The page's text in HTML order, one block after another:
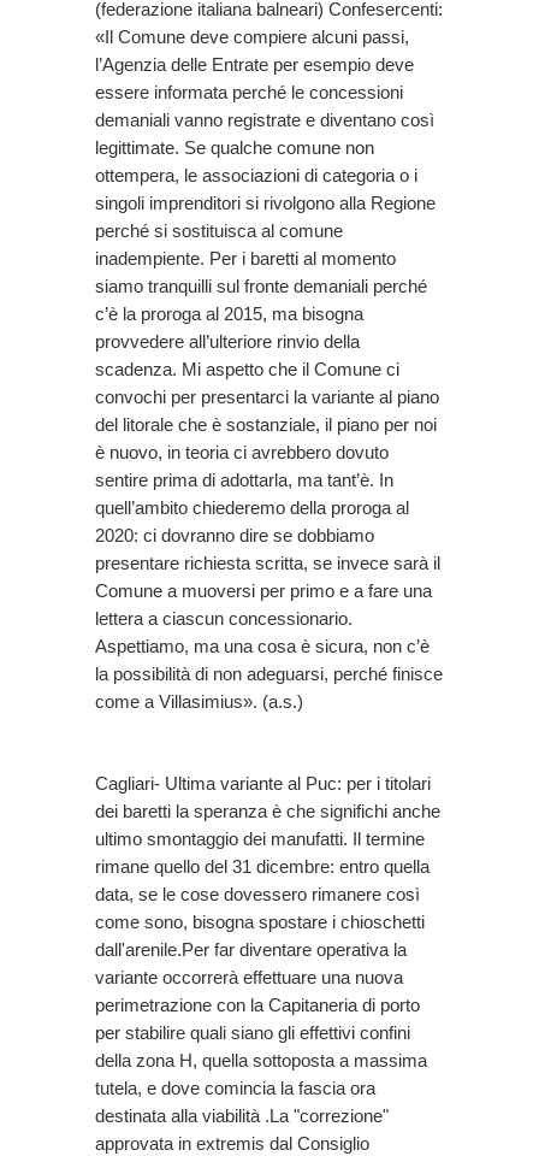
(federazione italiana balneari) Confesercenti:
«Il Comune deve compiere alcuni passi,
l’Agenzia delle Entrate per esempio deve
essere informata perché le concessioni
demaniali vanno registrate e diventano così
legittimate. Se qualche comune non
ottempera, le associazioni di categoria o i
singoli imprenditori si rivolgono alla Regione
perché si sostituisca al comune
inadempiente. Per i baretti al momento
siamo tranquilli sul fronte demaniali perché
c’è la proroga al 2015, ma bisogna
provvedere all’ulteriore rinvio della
scadenza. Mi aspetto che il Comune ci
convochi per presentarci la variante al piano
del litorale che è sostanziale, il piano per noi
è nuovo, in teoria ci avrebbero dovuto
sentire prima di adottarla, ma tant’è. In
quell’ambito chiederemo della proroga al
2020: ci dovranno dire se dobbiamo
presentare richiesta scritta, se invece sarà il
Comune a muoversi per primo e a fare una
lettera a ciascun concessionario.
Aspettiamo, ma una cosa è sicura, non c’è
la possibilità di non adeguarsi, perché finisce
come a Villasimius». (a.s.)
Cagliari- Ultima variante al Puc: per i titolari
dei baretti la speranza è che significhi anche
ultimo smontaggio dei manufatti. Il termine
rimane quello del 31 dicembre: entro quella
data, se le cose dovessero rimanere così
come sono, bisogna spostare i chioschetti
dall'arenile.Per far diventare operativa la
variante occorrerà effettuare una nuova
perimetrazione con la Capitaneria di porto
per stabilire quali siano gli effettivi confini
della zona H, quella sottoposta a massima
tutela, e dove comincia la fascia ora
destinata alla viabilità .La "correzione"
approvata in extremis dal Consiglio